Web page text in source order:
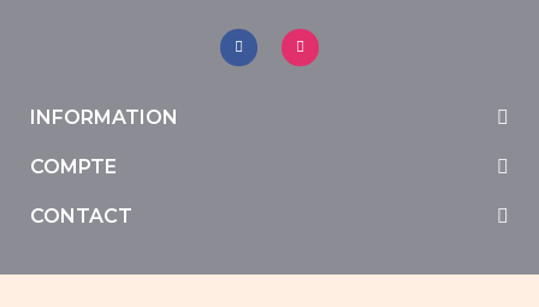
INFORMATION
COMPTE
CONTACT